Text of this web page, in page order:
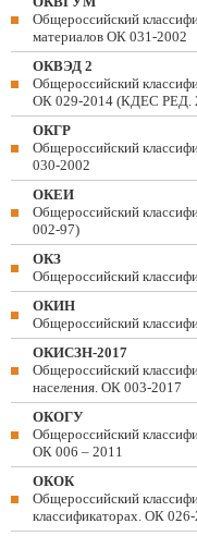
Общероссийский
материалов ОК 031-2002
ОКВЭД 2
Общероссийский
ОК 029-2014 (КДЕС РЕД.
ОКГР
Общероссийский
030-2002
ОКЕИ
Общероссийский
002-97)
ОКЗ
Общероссийский
ОКИН
Общероссийский
ОКИСЗН-2017
Общероссийский
населения. ОК 003-2017
ОКОГУ
Общероссийский
ОК 006 – 2011
ОКОК
Общероссийский
классификаторах. ОК